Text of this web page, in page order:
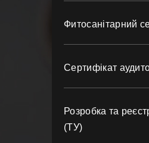
Фитосанітарний
Сертифікат
Розробка та
(ТУ)